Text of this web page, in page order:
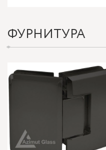
ФУРНИТУРА